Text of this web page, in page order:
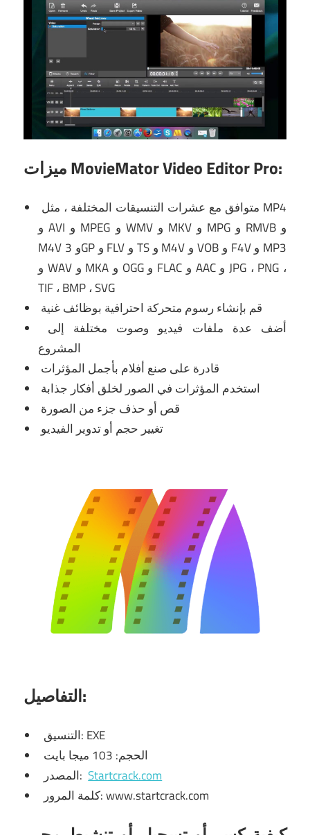
ميزات MovieMator Video Editor Pro:
و AVI و MPEG و WMV و MKV و MPG و RMVB و
M4V و 3GP و FLV و TS و M4V و VOB و F4V و MP3
و WAV و MKA و OGG و FLAC و AAC و JPG ، PNG ،
TIF ، BMP ، SVG
قم بإنشاء رسوم متحركة احترافية بوظائف غنية
المشروع
قادرة على صنع أفلام بأجمل المؤثرات
استخدم المؤثرات في الصور لخلق أفكار جذابة
قص أو حذف جزء من الصورة
تغيير حجم أو تدوير الفيديو
التفاصيل:
التنسيق: EXE
الحجم: 103 ميجا بايت
المصدر:Startcrack.com
كلمة المرور: www.startcrack.com